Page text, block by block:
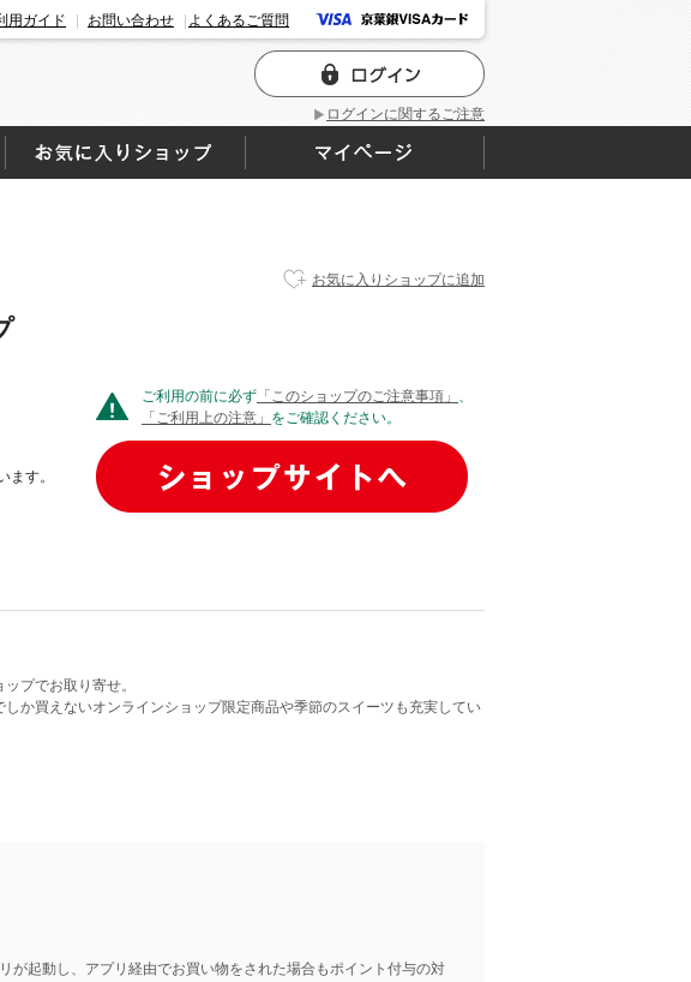
ログインに関するご注意
用ガイド お問い合わせ よくあるご質問
お気に入りショップに追加
す。
ご利用の前に必ず 「このショップのご注意事項」 、
「ご利用上の注意」 をご確認ください。
プでお取り寄せ。
か買えないオンラインショップ限定商品や季節のスイーツも充実してい
が起動し、アプリ経由でお買い物をされた場合もポイント付与の対